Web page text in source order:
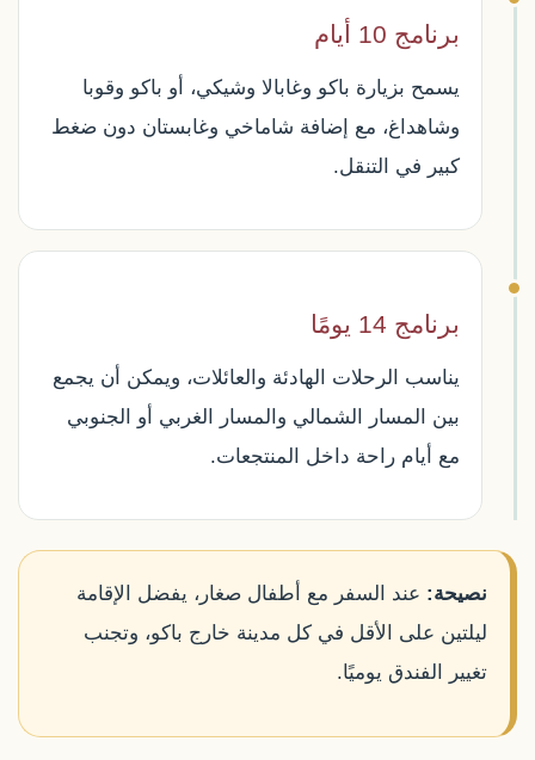
برنامج 10 أيام
يسمح بزيارة باكو وغابالا وشيكي، أو باكو وقوبا
وشاهداغ، مع إضافة شاماخي وغابستان دون ضغط
كبير في التنقل.
برنامج 14 يومًا
يناسب الرحلات الهادئة والعائلات، ويمكن أن يجمع
بين المسار الشمالي والمسار الغربي أو الجنوبي
مع أيام راحة داخل المنتجعات.
نصيحة: عند السفر مع أطفال صغار، يفضل الإقامة
ليلتين على الأقل في كل مدينة خارج باكو، وتجنب
تغيير الفندق يوميًا.